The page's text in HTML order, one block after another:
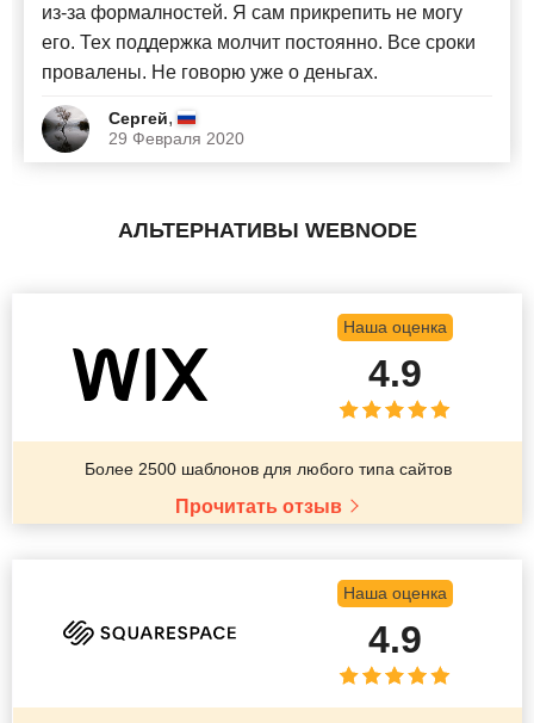
из-за формалностей. Я сам прикрепить не могу
его. Тех поддержка молчит постоянно. Все сроки
провалены. Не говорю уже о деньгах.
Сергей,
29 Февраля 2020
АЛЬТЕРНАТИВЫ WEBNODE
Наша оценка
4.9
Более 2500 шаблонов для любого типа сайтов
Прочитать отзыв
Наша оценка
4.9